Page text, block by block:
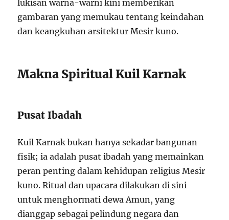
lukisan warna-warni kini memberikan
gambaran yang memukau tentang keindahan
dan keangkuhan arsitektur Mesir kuno.
Makna Spiritual Kuil Karnak
Pusat Ibadah
Kuil Karnak bukan hanya sekadar bangunan
fisik; ia adalah pusat ibadah yang memainkan
peran penting dalam kehidupan religius Mesir
kuno. Ritual dan upacara dilakukan di sini
untuk menghormati dewa Amun, yang
dianggap sebagai pelindung negara dan